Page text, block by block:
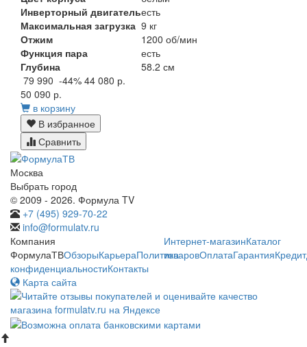
Инверторный двигательесть
Максимальная загрузка 9 кг
Отжим
1200 об/мин
Функция пара
есть
Глубина
58.2 см
79 990 -44% 44 080 р.
50 090 р.
в корзину
В избранное
Сравнить
Москва
Выбрать город
© 2009 - 2026. Формула TV
+7 (495) 929-70-22
info@formulatv.ru
Компания
ФормулаТВОбзорыКарьераПолитика
конфиденциальностиКонтакты
Интернет-магазинКаталог
товаровОплатаГарантияКредит
Карта сайта